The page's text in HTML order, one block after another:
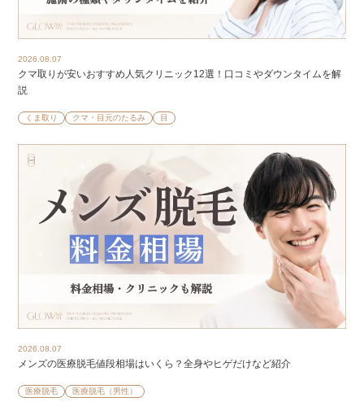
2026.08.07
クマ取りが安いおすすめ人気クリニック12選！口コミやダウンタイムを解
説
くま取り クマ・目元のたるみ 目
2026.08.07
メンズの医療脱毛値段相場はいくら？全身やヒゲだけなど紹介
医療脱毛 医療脱毛（男性）